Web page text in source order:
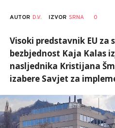
AUTOR D.V. IZVOR SRNA 0
Visoki predstavnik EU za
bezbjednost Kaja Kalas
nasljednika Kristijana
izabere Savjet za